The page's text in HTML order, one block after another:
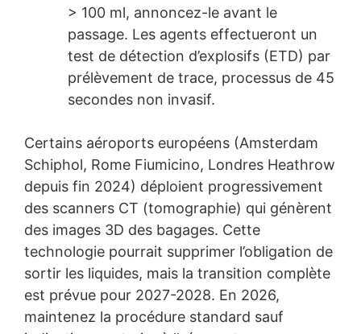
> 100 ml, annoncez-le avant le
passage. Les agents effectueront un
test de détection d’explosifs (ETD) par
prélèvement de trace, processus de 45
secondes non invasif.
Certains aéroports européens (Amsterdam
Schiphol, Rome Fiumicino, Londres Heathrow
depuis fin 2024) déploient progressivement
des scanners CT (tomographie) qui génèrent
des images 3D des bagages. Cette
technologie pourrait supprimer l’obligation de
sortir les liquides, mais la transition complète
est prévue pour 2027-2028. En 2026,
maintenez la procédure standard sauf